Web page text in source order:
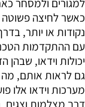
למגורים ולמסחר
כאשר לחיצה פשוטה
נקודות או יותר,
עם ההתקדמות
יכולות וידאו,
גם לראות אותם,
מערכות וידאו אלו
דרך מצלמות וצגים.